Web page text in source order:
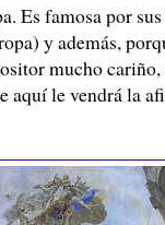
Es famosa por
y además,
mucho
le vendrá la